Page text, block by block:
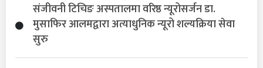
संजीवनी टिचिङ अस्पतालमा वरिष्ठ न्यूरोसर्जन डा.
मुसाफिर आलमद्वारा अत्याधुनिक न्यूरो शल्यक्रिया सेवा
सुरु